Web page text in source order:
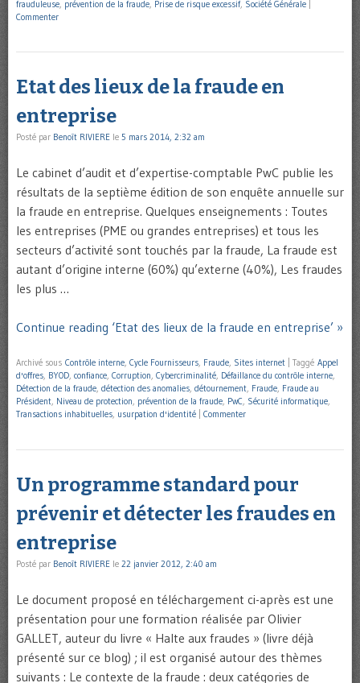
frauduleuse prévention de la fraude Prise de risque excessif, Société Générale
Commenter
Etat des lieux de la fraude en
entreprise
Posté par Benoît RIVIERE le 5 mars 2014, 2:32 am
Le cabinet d’audit et d’expertise-comptable PwC publie les
résultats de la septième édition de son enquête annuelle sur
la fraude en entreprise. Quelques enseignements : Toutes
les entreprises (PME ou grandes entreprises) et tous les
secteurs d’activité sont touchés par la fraude, La fraude est
autant d’origine interne (60%) qu’externe (40%), Les fraudes
les plus …
Continue reading ‘Etat des lieux de la fraude en entreprise’ »
Archivé sous Contrôle interne, Cycle Fournisseurs, Fraude, Sites internet Taggé Appel
d'offres, BYOD, confiance, Corruption, Cybercriminalité, Défaillance du contrôle interne,
Détection de la fraude, détection des anomalies, détournement, Fraude, Fraude au
Président, Niveau de protection, prévention de la fraude, PwC, Sécurité informatique,
Transactions inhabituelles, usurpation d'identité Commenter
Un programme standard pour
prévenir et détecter les fraudes en
entreprise
Posté par Benoît RIVIERE le 22 janvier 2012, 2:40 am
Le document proposé en téléchargement ci-après est une
présentation pour une formation réalisée par Olivier
GALLET, auteur du livre « Halte aux fraudes » (livre déjà
présenté sur ce blog) ; il est organisé autour des thèmes
suivants : Le contexte de la fraude : deux catégories de